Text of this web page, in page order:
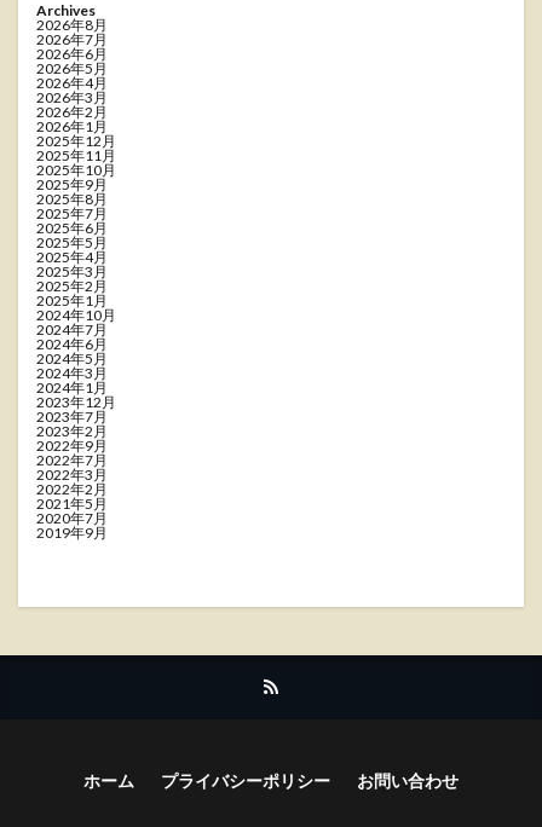
Archives
2026年8月
2026年7月
2026年6月
2026年5月
2026年4月
2026年3月
2026年2月
2026年1月
2025年12月
2025年11月
2025年10月
2025年9月
2025年8月
2025年7月
2025年6月
2025年5月
2025年4月
2025年3月
2025年2月
2025年1月
2024年10月
2024年7月
2024年6月
2024年5月
2024年3月
2024年1月
2023年12月
2023年7月
2023年2月
2022年9月
2022年7月
2022年3月
2022年2月
2021年5月
2020年7月
2019年9月
ホーム プライバシーポリシー お問い合わせ